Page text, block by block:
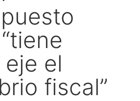
el
fiscal”